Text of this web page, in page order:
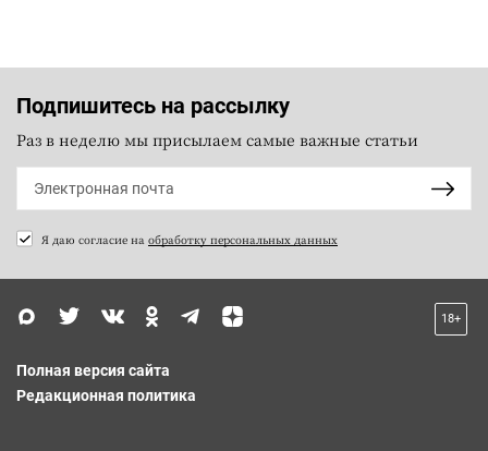
Подпишитесь на рассылку
Раз в неделю мы присылаем самые важные статьи
Я даю согласие на обработку персональных данных
18+
Полная версия сайта
Редакционная политика